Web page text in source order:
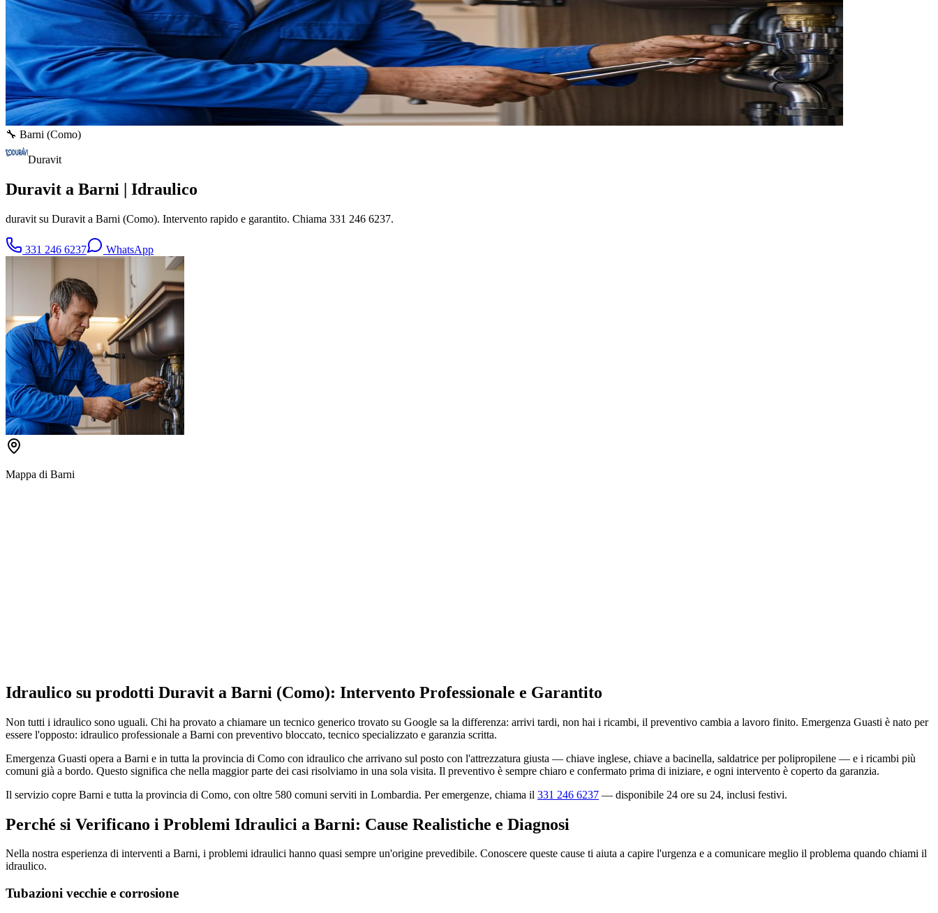
🔧 Barni (Como)
Duravit
Duravit a Barni | Idraulico
duravit su Duravit a Barni (Como). Intervento rapido e garantito. Chiama 331 246 6237.
331 246 6237 WhatsApp
Mappa di Barni
Idraulico su prodotti Duravit a Barni (Como): Intervento Professionale e Garantito
Non tutti i idraulico sono uguali. Chi ha provato a chiamare un tecnico generico trovato su Google sa la differenza: arrivi tardi, non hai i ricambi, il preventivo cambia a lavoro finito. Emergenza Guasti è nato per
essere l'opposto: idraulico professionale a Barni con preventivo bloccato, tecnico specializzato e garanzia scritta.
Emergenza Guasti opera a Barni e in tutta la provincia di Como con idraulico che arrivano sul posto con l'attrezzatura giusta — chiave inglese, chiave a bacinella, saldatrice per polipropilene — e i ricambi più
comuni già a bordo. Questo significa che nella maggior parte dei casi risolviamo in una sola visita. Il preventivo è sempre chiaro e confermato prima di iniziare, e ogni intervento è coperto da garanzia.
Il servizio copre Barni e tutta la provincia di Como, con oltre 580 comuni serviti in Lombardia. Per emergenze, chiama il 331 246 6237 — disponibile 24 ore su 24, inclusi festivi.
Perché si Verificano i Problemi Idraulici a Barni: Cause Realistiche e Diagnosi
Nella nostra esperienza di interventi a Barni, i problemi idraulici hanno quasi sempre un'origine prevedibile. Conoscere queste cause ti aiuta a capire l'urgenza e a comunicare meglio il problema quando chiami il
idraulico.
Tubazioni vecchie e corrosione